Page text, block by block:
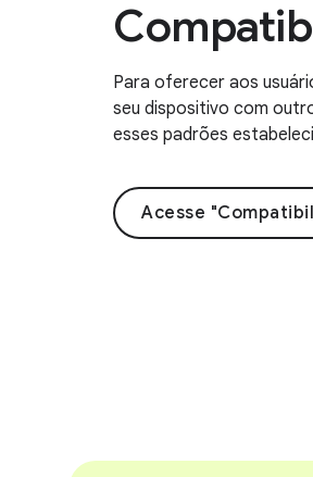
Para oferecer aos
seu dispositivo com
esses padrões
Acesse